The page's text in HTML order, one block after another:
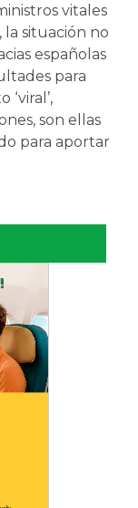
vitales
la situación no
españolas
para
son ellas
para aportar